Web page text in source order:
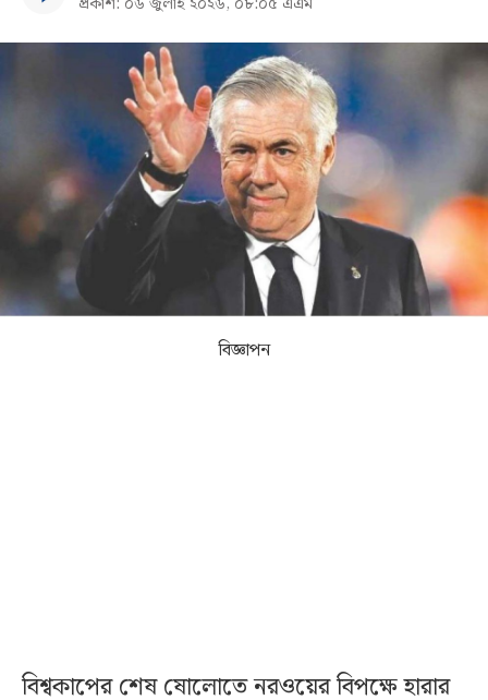
কনভার্টার
বিজ্ঞাপন
বিশ্বকাপের শেষ ষোলোতে নরওয়ের বিপক্ষে হারার